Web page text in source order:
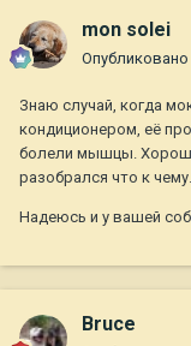
mon solei
Опубликовано
Знаю случай, когда
кондиционером, её
болели мышцы.
разобрался что к чему.
Надеюсь и у вашей
Bruce